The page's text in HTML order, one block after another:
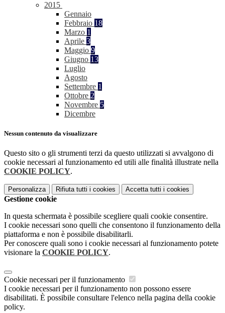
2015
Gennaio
Febbraio 18
Marzo 1
Aprile 3
Maggio 9
Giugno 13
Luglio
Agosto
Settembre 1
Ottobre 2
Novembre 5
Dicembre
Nessun contenuto da visualizzare
Questo sito o gli strumenti terzi da questo utilizzati si avvalgono di
cookie necessari al funzionamento ed utili alle finalità illustrate nella
COOKIE POLICY.
Personalizza Rifiuta tutti i cookies Accetta tutti i cookies
Gestione cookie
In questa schermata è possibile scegliere quali cookie consentire.
I cookie necessari sono quelli che consentono il funzionamento della
piattaforma e non è possibile disabilitarli.
Per conoscere quali sono i cookie necessari al funzionamento potete
visionare la COOKIE POLICY.
Cookie necessari per il funzionamento
I cookie necessari per il funzionamento non possono essere
disabilitati. È possibile consultare l'elenco nella pagina della cookie
policy.